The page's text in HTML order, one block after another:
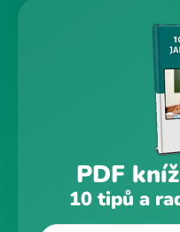
PDF
10 tipů a